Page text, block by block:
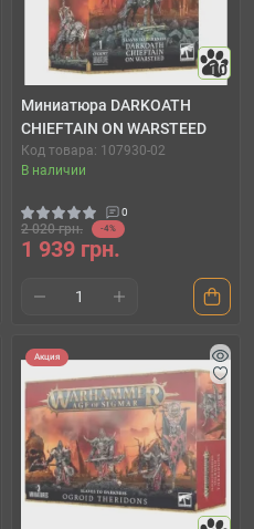
10
Миниатюра DARKOATH
CHIEFTAIN ON WARSTEED
Код товара: 107930-02
В наличии
0
2 020 грн. -4%
1 939 грн.
Акция